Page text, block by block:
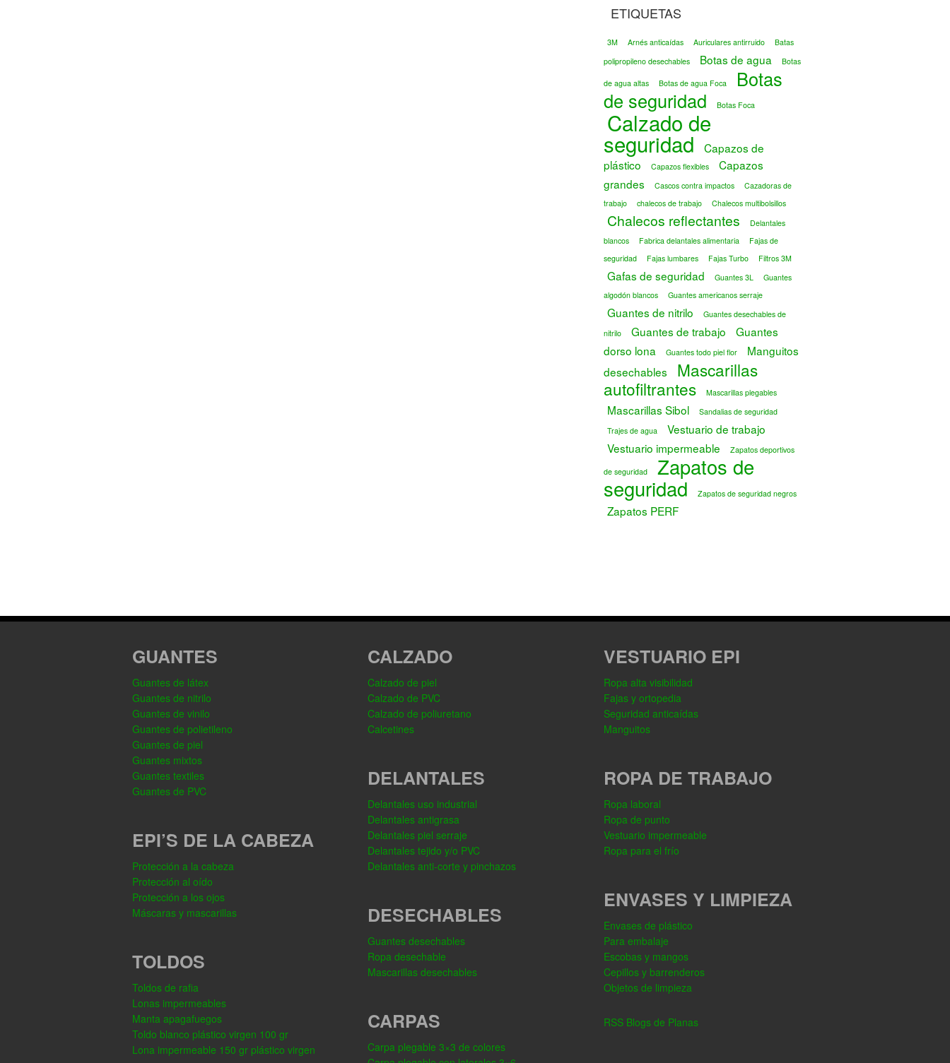
ETIQUETAS
3M Arnés anticaídas Auriculares antirruido
Batas
polipropileno desechables
Botas de agua Botas
de agua altas Botas de agua Foca
Botas
de seguridad
Botas Foca
Calzado de
seguridad
Capazos de
plástico
Capazos flexibles
Capazos
grandes
Cascos contra impactos
Cazadoras de
trabajo
chalecos de trabajo Chalecos multibolsillos
Chalecos reflectantes
Delantales
blancos
Fabrica delantales alimentaria
Fajas de
seguridad
Fajas lumbares Fajas Turbo Filtros 3M
Gafas de seguridad Guantes 3L
Guantes
algodón blancos
Guantes americanos serraje
Guantes de nitrilo
Guantes desechables de
nitrilo
Guantes de trabajo
Guantes
dorso lona
Guantes todo piel flor
Manguitos
desechables
Mascarillas
autofiltrantes
Mascarillas plegables
Mascarillas Sibol
Sandalias de seguridad
Trajes de agua
Vestuario de trabajo
Vestuario impermeable
Zapatos deportivos
de seguridad Zapatos de
seguridad Zapatos de seguridad negros
Zapatos PERF
GUANTES
Guantes de látex
Guantes de nitrilo
Guantes de vinilo
Guantes de polietileno
Guantes de piel
Guantes mixtos
Guantes textiles
Guantes de PVC
EPI’S DE LA CABEZA
Protección a la cabeza
Protección al oído
Protección a los ojos
Máscaras y mascarillas
TOLDOS
Toldos de rafia
Lonas impermeables
Manta apagafuegos
Toldo blanco plástico virgen 100 gr
Lona impermeable 150 gr plástico virgen
CALZADO
Calzado de piel
Calzado de PVC
Calzado de poliuretano
Calcetines
DELANTALES
Delantales uso industrial
Delantales antigrasa
Delantales piel serraje
Delantales tejido y/o PVC
Delantales anti-corte y pinchazos
DESECHABLES
Guantes desechables
Ropa desechable
Mascarillas desechables
CARPAS
Carpa plegable 3×3 de colores
VESTUARIO EPI
Ropa alta visibilidad
Fajas y ortopedia
Seguridad anticaídas
Manguitos
ROPA DE TRABAJO
Ropa laboral
Ropa de punto
Vestuario impermeable
Ropa para el frío
ENVASES Y LIMPIEZA
Envases de plástico
Para embalaje
Escobas y mangos
Cepillos y barrenderos
Objetos de limpieza
RSS Blogs de Planas